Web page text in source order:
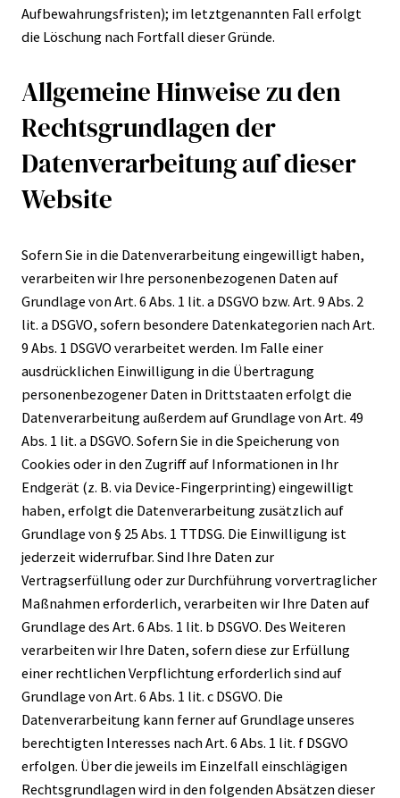
Aufbewahrungsfristen); im letztgenannten Fall erfolgt
die Löschung nach Fortfall dieser Gründe.
Allgemeine Hinweise zu den
Rechtsgrundlagen der
Datenverarbeitung auf dieser
Website
Sofern Sie in die Datenverarbeitung eingewilligt haben,
verarbeiten wir Ihre personenbezogenen Daten auf
Grundlage von Art. 6 Abs. 1 lit. a DSGVO bzw. Art. 9 Abs. 2
lit. a DSGVO, sofern besondere Datenkategorien nach Art.
9 Abs. 1 DSGVO verarbeitet werden. Im Falle einer
ausdrücklichen Einwilligung in die Übertragung
personenbezogener Daten in Drittstaaten erfolgt die
Datenverarbeitung außerdem auf Grundlage von Art. 49
Abs. 1 lit. a DSGVO. Sofern Sie in die Speicherung von
Cookies oder in den Zugriff auf Informationen in Ihr
Endgerät (z. B. via Device-Fingerprinting) eingewilligt
haben, erfolgt die Datenverarbeitung zusätzlich auf
Grundlage von § 25 Abs. 1 TTDSG. Die Einwilligung ist
jederzeit widerrufbar. Sind Ihre Daten zur
Vertragserfüllung oder zur Durchführung vorvertraglicher
Maßnahmen erforderlich, verarbeiten wir Ihre Daten auf
Grundlage des Art. 6 Abs. 1 lit. b DSGVO. Des Weiteren
verarbeiten wir Ihre Daten, sofern diese zur Erfüllung
einer rechtlichen Verpflichtung erforderlich sind auf
Grundlage von Art. 6 Abs. 1 lit. c DSGVO. Die
Datenverarbeitung kann ferner auf Grundlage unseres
berechtigten Interesses nach Art. 6 Abs. 1 lit. f DSGVO
erfolgen. Über die jeweils im Einzelfall einschlägigen
Rechtsgrundlagen wird in den folgenden Absätzen dieser